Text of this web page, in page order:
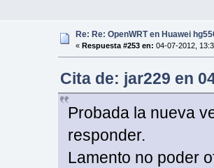
Re: Re: OpenWRT en Huawei
« Respuesta #253 en: 04-07-2012,
Cita de: jar229 en
Probada la nueva
responder.
Lamento no poder